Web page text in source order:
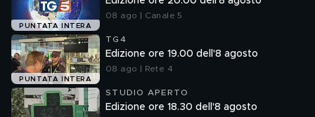
PUNTATA INTERA
08 ago | Canale 5
PUNTATA INTERA
TG4
Edizione ore 19.00 dell'8 agosto
08 ago | Rete 4
STUDIO APERTO
Edizione ore 18.30 dell'8 agosto